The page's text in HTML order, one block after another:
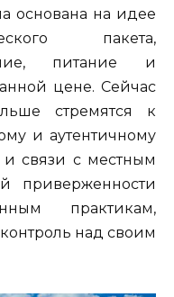
основана на идее
пакета,
питание и
цене. Сейчас
стремятся к
и аутентичному
и связи с местным
приверженности
практикам,
над своим